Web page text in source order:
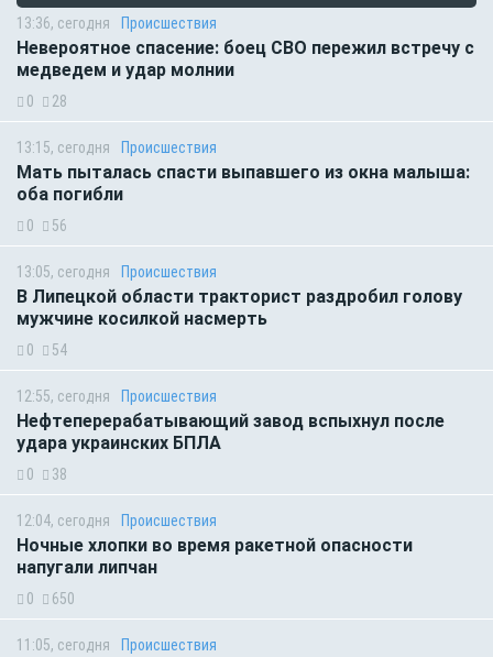
13:36, сегодня Происшествия
Невероятное спасение: боец СВО пережил встречу с
медведем и удар молнии
0 28
13:15, сегодня Происшествия
Мать пыталась спасти выпавшего из окна малыша:
оба погибли
0 56
13:05, сегодня Происшествия
В Липецкой области тракторист раздробил голову
мужчине косилкой насмерть
0 54
12:55, сегодня Происшествия
Нефтеперерабатывающий завод вспыхнул после
удара украинских БПЛА
0 38
12:04, сегодня Происшествия
Ночные хлопки во время ракетной опасности
напугали липчан
0 650
11:05, сегодня Происшествия